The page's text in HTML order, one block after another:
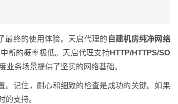
最终的使用体验。天启代理的 自建机房纯净网络
断的概率极低。天启代理支持HTTP/HTTPS/SO
务场景提供了坚实的网络基础。
。记住，耐心和细致的检查是成功的关键。如果
支持。